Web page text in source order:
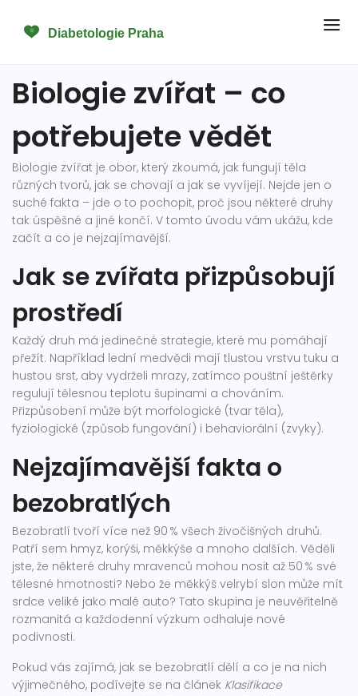
Biologie zvířat – co
potřebujete vědět
Biologie zvířat je obor, který zkoumá, jak fungují těla
různých tvorů, jak se chovají a jak se vyvíjejí. Nejde jen o
suché fakta – jde o to pochopit, proč jsou některé druhy
tak úspěšné a jiné končí. V tomto úvodu vám ukážu, kde
začít a co je nejzajímavější.
Jak se zvířata přizpůsobují
prostředí
Každý druh má jedinečné strategie, které mu pomáhají
přežít. Například lední medvědi mají tlustou vrstvu tuku a
hustou srst, aby vydrželi mrazy, zatímco pouštní ještěrky
regulují tělesnou teplotu šupinami a chováním.
Přizpůsobení může být morfologické (tvar těla),
fyziologické (způsob fungování) i behaviorální (zvyky).
Nejzajímavější fakta o
bezobratlých
Bezobratlí tvoří více než 90 % všech živočišných druhů.
Patří sem hmyz, korýši, měkkýše a mnoho dalších. Věděli
jste, že některé druhy mravenců mohou nosit až 50 % své
tělesné hmotnosti? Nebo že měkkýš velrybí slon může mít
srdce veliké jako malé auto? Tato skupina je neuvěřitelně
rozmanitá a každodenní výzkum odhaluje nové
podivnosti.
Pokud vás zajímá, jak se bezobratlí dělí a co je na nich
výjimečného, podívejte se na článek Klasifikace